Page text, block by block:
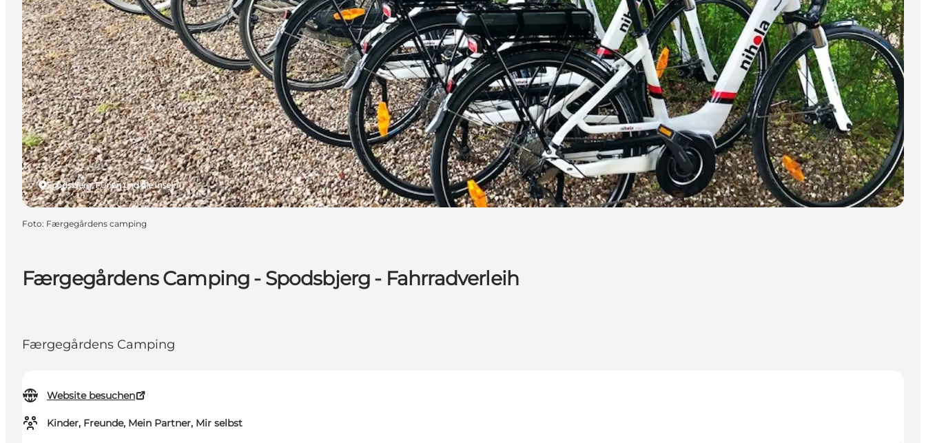
Færgegårdens Camping - Spodsbjerg - Fahrradverleih
Færgegårdens Camping
Website besuchen
Kinder, Freunde, Mein Partner, Mir selbst
Spodsbjerg, Fünen und die Inseln
Foto: Færgegårdens camping